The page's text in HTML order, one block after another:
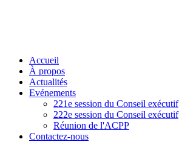
Accueil
À propos
Actualités
Evénements
221e session du Conseil exécutif
222e session du Conseil exécutif
Réunion de l'ACPP
Contactez-nous